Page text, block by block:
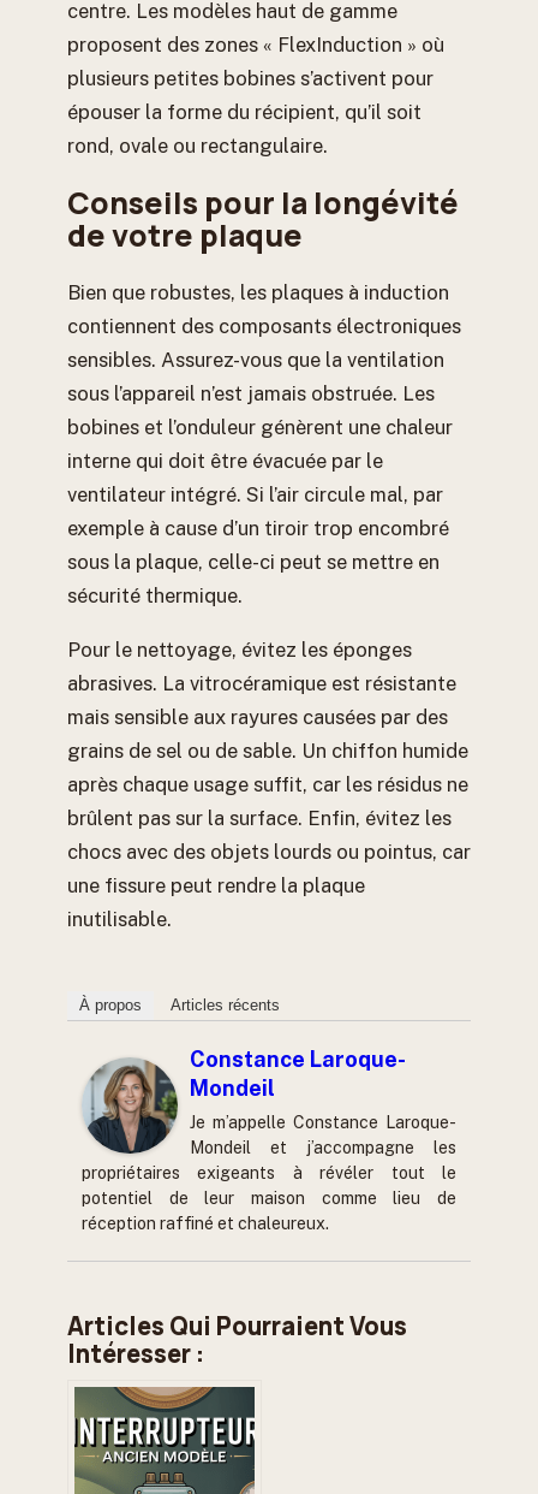
centre. Les modèles haut de gamme
proposent des zones « FlexInduction » où
plusieurs petites bobines s’activent pour
épouser la forme du récipient, qu’il soit
rond, ovale ou rectangulaire.
Conseils pour la longévité
de votre plaque
Bien que robustes, les plaques à induction
contiennent des composants électroniques
sensibles. Assurez-vous que la ventilation
sous l’appareil n’est jamais obstruée. Les
bobines et l’onduleur génèrent une chaleur
interne qui doit être évacuée par le
ventilateur intégré. Si l’air circule mal, par
exemple à cause d’un tiroir trop encombré
sous la plaque, celle-ci peut se mettre en
sécurité thermique.
Pour le nettoyage, évitez les éponges
abrasives. La vitrocéramique est résistante
mais sensible aux rayures causées par des
grains de sel ou de sable. Un chiffon humide
après chaque usage suffit, car les résidus ne
brûlent pas sur la surface. Enfin, évitez les
chocs avec des objets lourds ou pointus, car
une fissure peut rendre la plaque
inutilisable.
À propos Articles récents
Constance Laroque-
Mondeil
Je m’appelle Constance Laroque-
Mondeil et j’accompagne les
propriétaires exigeants à révéler tout le
potentiel de leur maison comme lieu de
réception raffiné et chaleureux.
Articles Qui Pourraient Vous
Intéresser :